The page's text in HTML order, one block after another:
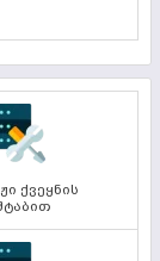
ქვეყნის